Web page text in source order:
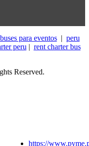
para eventos| peru
peru | rent charter bus
Reserved.
https://